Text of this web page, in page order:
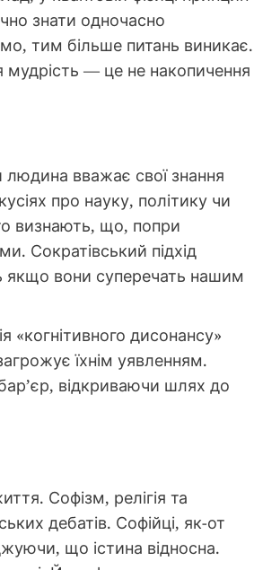
знати одночасно
тим більше питань виникає.
— це не накопичення
вважає свої знання
про науку, політику чи
визнають, що, попри
Сократівський підхід
якщо вони суперечать нашим
«когнітивного дисонансу»
їхнім уявленням.
відкриваючи шлях до
Софізм, релігія та
дебатів. Софійці, як-от
що істина відносна.